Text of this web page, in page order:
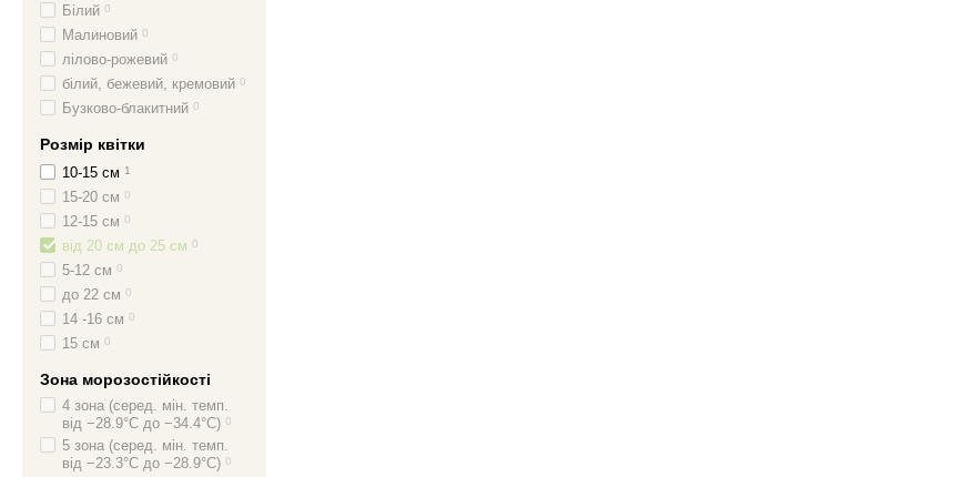
Білий 0
Малиновий 0
лілово-рожевий 0
білий, бежевий, кремовий 0
Бузково-блакитний 0
Розмір квітки
10-15 см 1
15-20 см 0
12-15 см 0
від 20 см до 25 см 0
5-12 см 0
до 22 см 0
14 -16 см 0
15 см 0
Зона морозостійкості
4 зона (серед. мін. темп.
від −28.9°C до −34.4°C) 0
5 зона (серед. мін. темп.
від −23.3°C до −28.9°C) 0